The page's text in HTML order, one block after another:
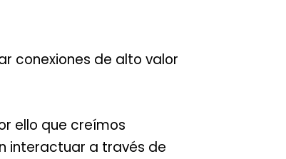
conexiones de alto valor
ello que creímos
interactuar a través de